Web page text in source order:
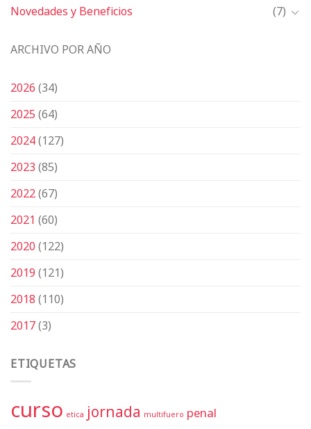
Novedades y Beneficios
(7)
ARCHIVO POR AÑO
2026(34)
2025(64)
2024(127)
2023(85)
2022(67)
2021 (60)
2020(122)
2019(121)
2018(110)
2017(3)
ETIQUETAS
curso etica jornada multifuero penal